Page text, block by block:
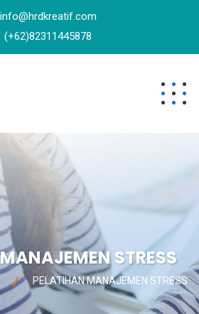
info@hrdkreatif.com
(+62)82311445878
STRESS
PELATIHAN MANAJEMEN STRESS